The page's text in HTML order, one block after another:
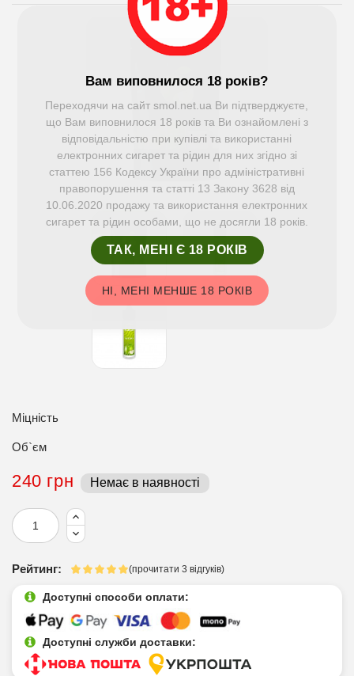
Міцність
Об`єм
240 грн Немає в наявності
Рейтинг: (прочитати 3 відгуків)
Доступні способи оплати:
Доступні служби доставки:
Вам виповнилося 18 років?
Переходячи на сайт smol.net.ua Ви підтверджуєте,
що Вам виповнилося 18 років та Ви ознайомлені з
відповідальністю при купівлі та використанні
електронних сигарет та рідин для них згідно зі
статтею 156 Кодексу України про адміністративні
правопорушення та статті 13 Закону 3628 від
10.06.2020 продажу та використання електронних
сигарет та рідин особами, що не досягли 18 років.
ТАК, МЕНІ Є 18 РОКІВ
НІ, МЕНІ МЕНШЕ 18 РОКІВ